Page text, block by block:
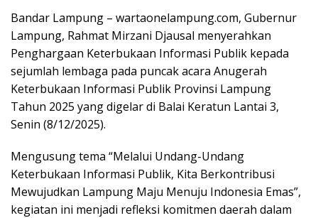
Bandar Lampung – wartaonelampung.com, Gubernur
Lampung, Rahmat Mirzani Djausal menyerahkan
Penghargaan Keterbukaan Informasi Publik kepada
sejumlah lembaga pada puncak acara Anugerah
Keterbukaan Informasi Publik Provinsi Lampung
Tahun 2025 yang digelar di Balai Keratun Lantai 3,
Senin (8/12/2025).
Mengusung tema “Melalui Undang-Undang
Keterbukaan Informasi Publik, Kita Berkontribusi
Mewujudkan Lampung Maju Menuju Indonesia Emas”,
kegiatan ini menjadi refleksi komitmen daerah dalam